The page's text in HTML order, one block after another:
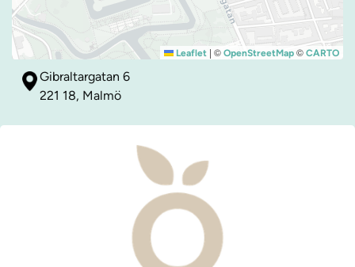
Leaflet | © OpenStreetMap © CARTO
Gibraltargatan 6
221 18, Malmö